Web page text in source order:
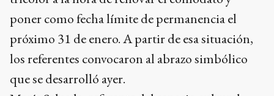
que se desarrolló ayer.
María Salceda, referente del espacio cultural,
aseguró: "Hemos tenido muchas
comunicaciones informales con miembros de la